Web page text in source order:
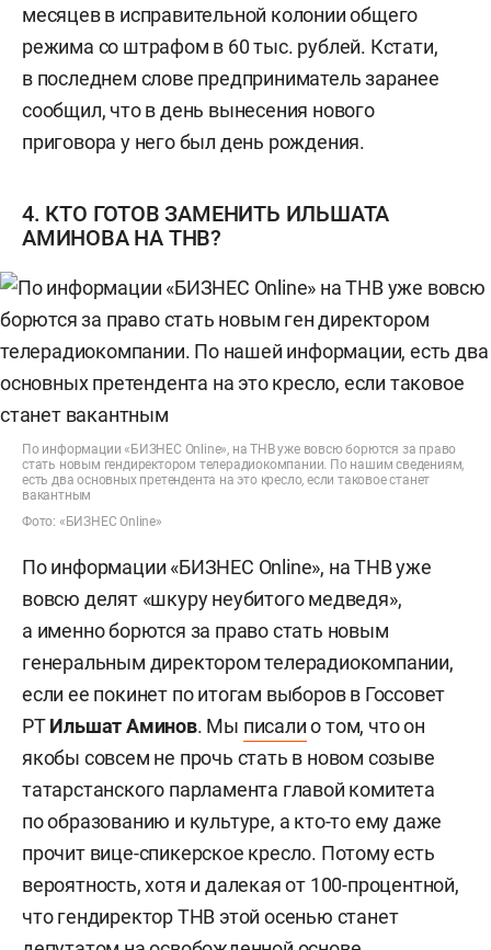
месяцев в исправительной колонии общего
режима со штрафом в 60 тыс. рублей. Кстати,
в последнем слове предприниматель заранее
сообщил, что в день вынесения нового
приговора у него был день рождения.
4. КТО ГОТОВ ЗАМЕНИТЬ ИЛЬШАТА
АМИНОВА НА ТНВ?
По информации «БИЗНЕС Online», на ТНВ уже вовсю борются за право
стать новым гендиректором телерадиокомпании. По нашим сведениям,
есть два основных претендента на это кресло, если таковое станет
вакантным
Фото: «БИЗНЕС Online»
По информации «БИЗНЕС Online», на ТНВ уже
вовсю делят «шкуру неубитого медведя»,
а именно борются за право стать новым
генеральным директором телерадиокомпании,
если ее покинет по итогам выборов в Госсовет
РТИльшат Аминов. Мы писалио том, что он
якобы совсем не прочь стать в новом созыве
татарстанского парламента главой комитета
по образованию и культуре, а кто-то ему даже
прочит вице-спикерское кресло. Потому есть
вероятность, хотя и далекая от 100-процентной,
что гендиректор ТНВ этой осенью станет